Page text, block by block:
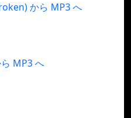
から MP3 へ
MP3 へ